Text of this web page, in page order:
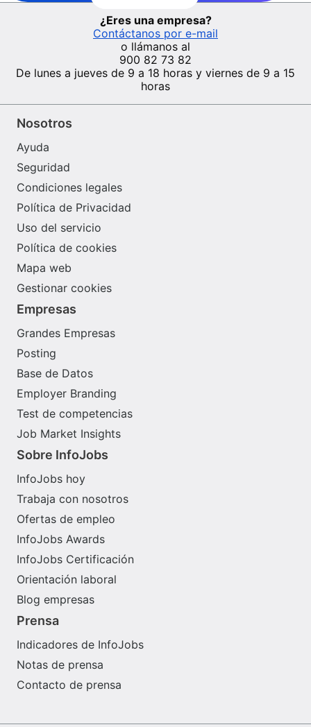
¿Eres una empresa?
Contáctanos por e-mail
o llámanos al
900 82 73 82
De lunes a jueves de 9 a 18 horas y viernes de 9 a 15
horas
Nosotros
Ayuda
Seguridad
Condiciones legales
Política de Privacidad
Uso del servicio
Política de cookies
Mapa web
Gestionar cookies
Empresas
Grandes Empresas
Posting
Base de Datos
Employer Branding
Test de competencias
Job Market Insights
Sobre InfoJobs
InfoJobs hoy
Trabaja con nosotros
Ofertas de empleo
InfoJobs Awards
InfoJobs Certificación
Orientación laboral
Blog empresas
Prensa
Indicadores de InfoJobs
Notas de prensa
Contacto de prensa